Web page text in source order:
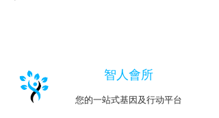
​智人會所
您的一站式基因及行动平台